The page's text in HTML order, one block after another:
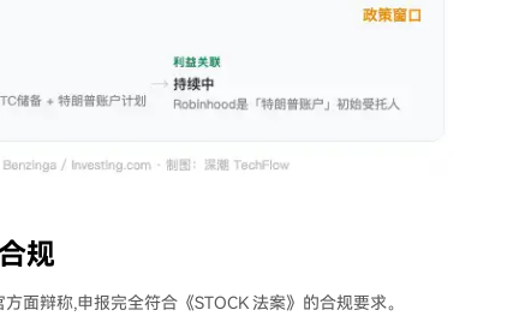
规
面辩称,申报完全符合《STOCK 法案》的合规要求。